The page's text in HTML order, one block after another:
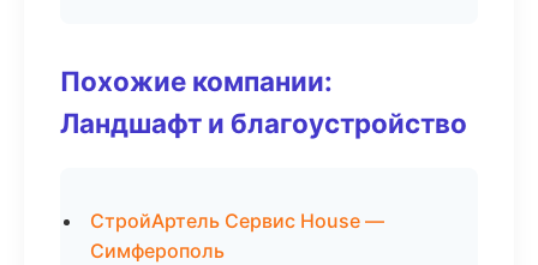
Похожие компании:
Ландшафт и благоустройство
СтройАртель Сервис House —
Симферополь